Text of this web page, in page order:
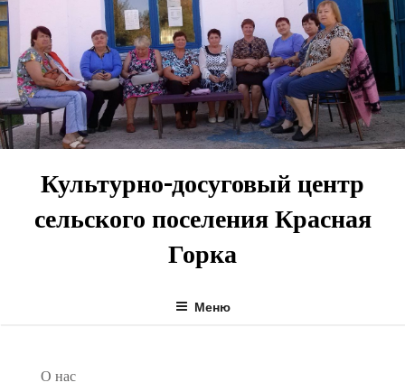
Перейти
к
содержимому
Культурно-досуговый центр
сельского поселения Красная
Горка
Меню
О нас